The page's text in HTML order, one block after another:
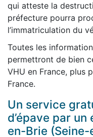
qui atteste la
préfecture pourra
l’immatriculation du
Toutes les
permettront de bien
VHU en France, plus
France.
Un service
d’épave par
en-Brie